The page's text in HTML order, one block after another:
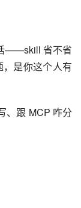
——skill 省不省
是你这个人有
、跟 MCP 咋分